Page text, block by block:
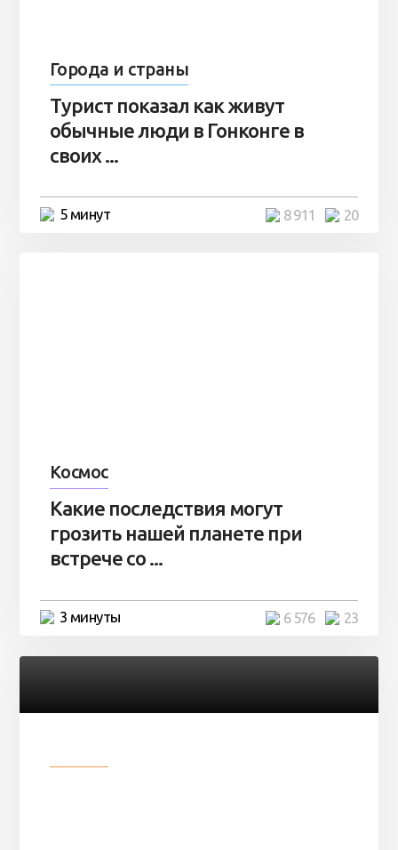
Города и страны
Турист показал как живут
обычные люди в Гонконге в
своих ...
5 минут 20
8 911
Космос
Какие последствия могут
грозить нашей планете при
встрече со ...
3 минуты 23
6 576